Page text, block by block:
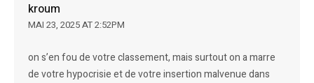
kroum
MAI 23, 2025 AT 2:52PM
on s’en fou de votre classement, mais surtout on a marre
de votre hypocrisie et de votre insertion malvenue dans